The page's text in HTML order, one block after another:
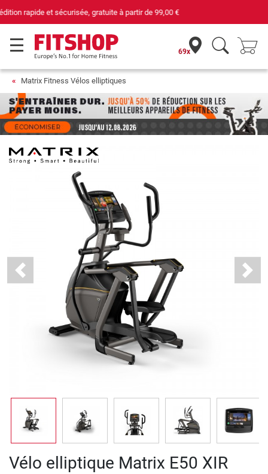
69 magasins avec 75 techniciens
69x
Matrix Fitness Vélos elliptiques
Previous Next
Vélo elliptique Matrix E50 XIR